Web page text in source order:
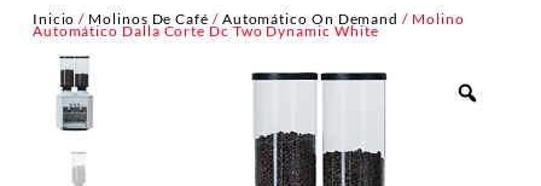
Inicio / Molinos De Café / Automático On Demand / Molino
Automático Dalla Corte Dc Two Dynamic White